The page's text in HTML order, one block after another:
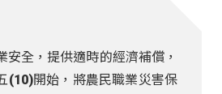
安全，提供適時的經濟補償，
(10)開始，將農民職業災害保